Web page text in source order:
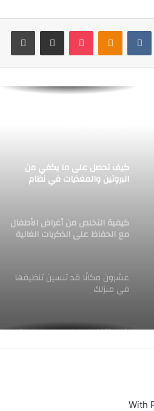
بوكيت
كم من الوقت يستغرق إنقاص
الوزن؟
البروتين والمغذيات في نظام
غذائي نباتي
مع الحفاظ على الذكريات الغالية
في منزلك
كيف تتقنين طبخ وجبات عالمية
بميزانية محدودة
With